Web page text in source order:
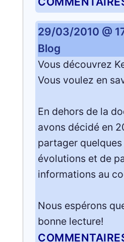
29/03/2010 @
Blog
Vous découvrez
Vous voulez en
En dehors de la
avons décidé en
partager
évolutions et de
informations au
Nous espérons
bonne lecture!